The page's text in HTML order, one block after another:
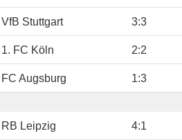
VfB Stuttgart 3:3
1. FC Köln 2:2
FC Augsburg 1:3
RB Leipzig 4:1